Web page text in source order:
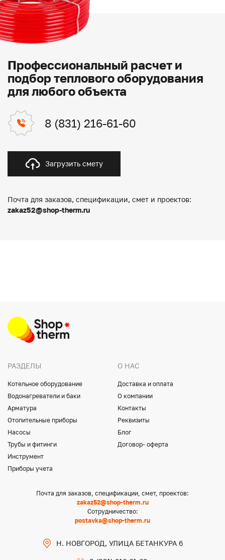
Профессиональный расчет и
подбор теплового оборудования
для любого объекта
8 (831) 216-61-60
Загрузить смету
Почта для заказов, спецификации, смет и проектов:
zakaz52@shop-therm.ru
РАЗДЕЛЫ
Котельное оборудование
Водонагреватели и баки
Арматура
Отопительные приборы
Насосы
Трубы и фитинги
Инструмент
Приборы учета
О НАС
Доставка и оплата
О компании
Контакты
Реквизиты
Блог
Договор- оферта
Почта для заказов, спецификации, смет, проектов:
zakaz52@shop-therm.ru
Сотрудничество:
postavka@shop-therm.ru
Н. НОВГОРОД, УЛИЦА БЕТАНКУРА 6